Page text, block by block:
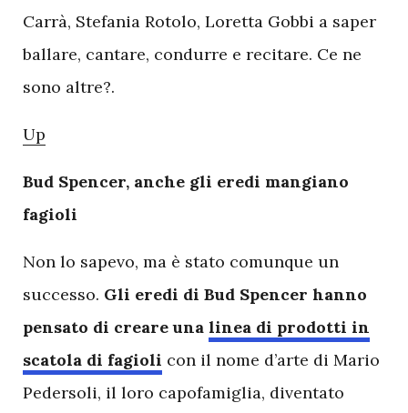
Carrà, Stefania Rotolo, Loretta Gobbi a saper
ballare, cantare, condurre e recitare. Ce ne
sono altre?.
Up
Bud Spencer, anche gli eredi mangiano
fagioli
Non lo sapevo, ma è stato comunque un
successo. Gli eredi di Bud Spencer hanno
pensato di creare una linea di prodotti in
scatola di fagioli con il nome d’arte di Mario
Pedersoli, il loro capofamiglia, diventato